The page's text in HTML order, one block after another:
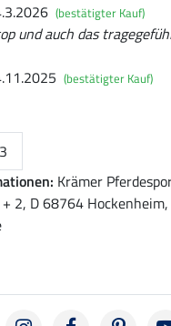
(bestätigter Kauf)
und auch das
(bestätigter Kauf)
3
Krämer
2, D 68764